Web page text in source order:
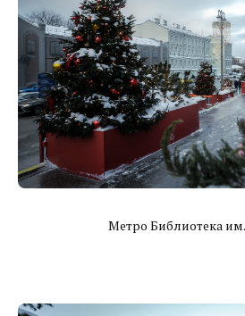
Метро Библиотека